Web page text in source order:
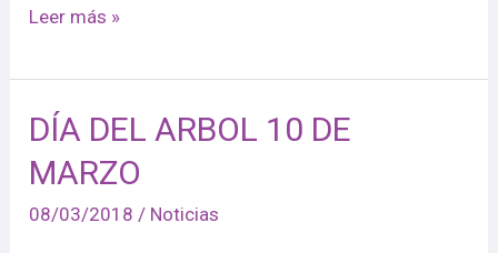
Leer más »
DÍA DEL ARBOL 10 DE
MARZO
08/03/2018/ Noticias
DÍA
DEL
10